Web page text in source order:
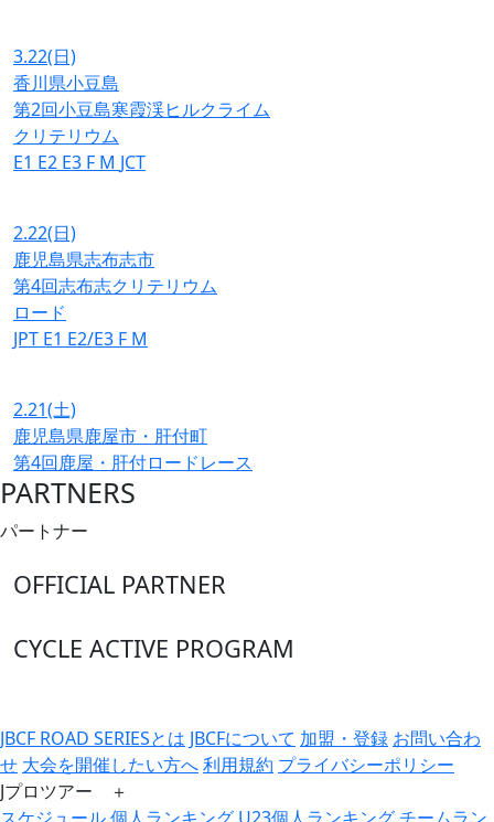
3.22(日)
香川県小豆島
第2回小豆島寒霞渓ヒルクライム
クリテリウム
E1 E2 E3 F M JCT
2.22(日)
鹿児島県志布志市
第4回志布志クリテリウム
ロード
JPT E1 E2/E3 F M
2.21(土)
鹿児島県鹿屋市・肝付町
第4回鹿屋・肝付ロードレース
PARTNERS
パートナー
OFFICIAL PARTNER
CYCLE ACTIVE PROGRAM
JBCF ROAD SERIESとは JBCFについて 加盟・登録 お問い合わ
せ 大会を開催したい方へ利用規約 プライバシーポリシー
Jプロツアー ＋